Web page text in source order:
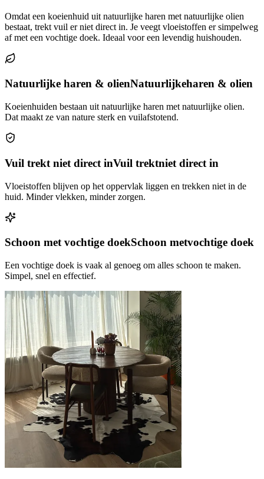
Omdat een koeienhuid uit natuurlijke haren met natuurlijke olien
bestaat, trekt vuil er niet direct in. Je veegt vloeistoffen er simpelweg
af met een vochtige doek. Ideaal voor een levendig huishouden.
Natuurlijke haren & olienNatuurlijkeharen & olien
Koeienhuiden bestaan uit natuurlijke haren met natuurlijke olien.
Dat maakt ze van nature sterk en vuilafstotend.
Vuil trekt niet direct inVuil trektniet direct in
Vloeistoffen blijven op het oppervlak liggen en trekken niet in de
huid. Minder vlekken, minder zorgen.
Schoon met vochtige doekSchoon metvochtige doek
Een vochtige doek is vaak al genoeg om alles schoon te maken.
Simpel, snel en effectief.